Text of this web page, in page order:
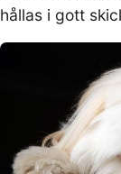
hållas i gott